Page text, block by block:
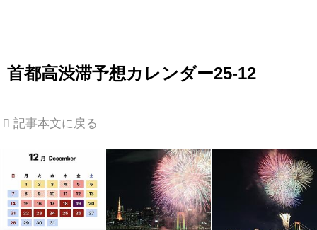
首都高渋滞予想カレンダー25-12
記事本文に戻る